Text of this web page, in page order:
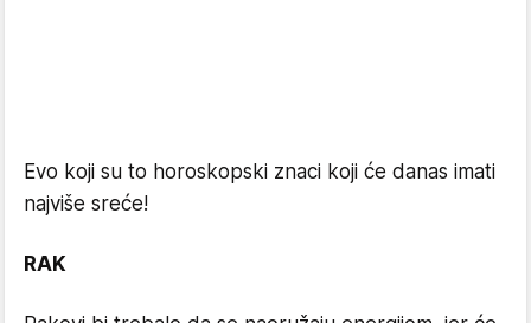
Evo koji su to horoskopski znaci koji će danas imati
najviše sreće!
RAK